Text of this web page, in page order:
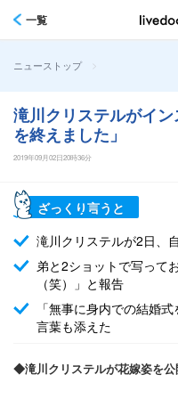
一覧
ニューストップ >
滝川クリステルがイ
を終えました」
2019年09月02日20時36分
ざっくり言うと
滝川クリステルが2日、
弟と2ショットで写って
（笑）」と報告
「無事に身内での結婚
言葉も添えた
◆滝川クリステルが花嫁姿を公